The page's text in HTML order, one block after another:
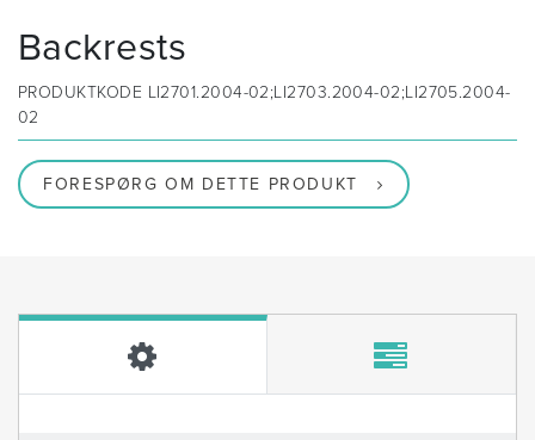
Backrests
PRODUKTKODE LI2701.2004-02;LI2703.2004-02;LI2705.2004-
02
FORESPØRG OM DETTE PRODUKT